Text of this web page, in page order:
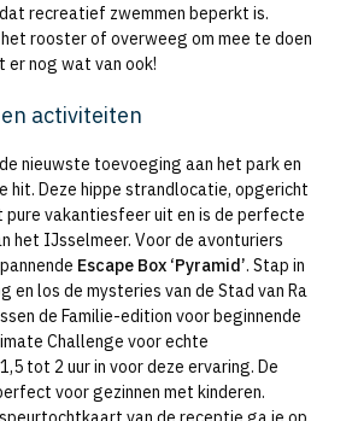
recreatief zwemmen beperkt is.
rooster of overweeg om mee te doen
er nog wat van ook!
activiteiten
nieuwste toevoeging aan het park en
hit. Deze hippe strandlocatie, opgericht
pure vakantiesfeer uit en is de perfecte
het IJsselmeer. Voor de avonturiers
Escape Box ‘Pyramid’. Stap in
en los de mysteries van de Stad van Ra
de Familie-edition voor beginnende
Challenge voor echte
tot 2 uur in voor deze ervaring. De
voor gezinnen met kinderen.